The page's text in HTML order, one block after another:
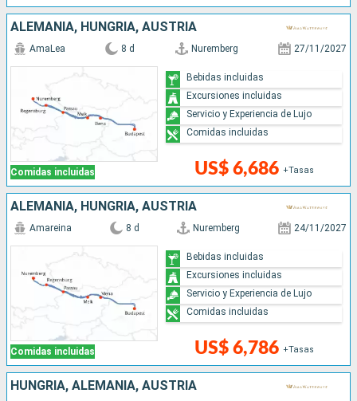
ALEMANIA, HUNGRÍA, AUSTRIA
Comidas incluidas
AmaLea 8 d Nuremberg 27/11/2027
US$ 6,686 +Tasas
Bebidas incluidas
Excursiones incluidas
Servicio y Experiencia de Lujo
Comidas incluidas
ALEMANIA, HUNGRÍA, AUSTRIA
Comidas incluidas
Amareina 8 d Nuremberg 24/11/2027
US$ 6,786 +Tasas
Bebidas incluidas
Excursiones incluidas
Servicio y Experiencia de Lujo
Comidas incluidas
HUNGRÍA, ALEMANIA, AUSTRIA